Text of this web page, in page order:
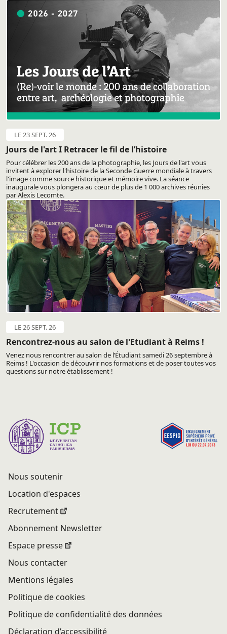
LE 23 SEPT. 26
Jours de l'art I Retracer le fil de l’histoire
Pour célébrer les 200 ans de la photographie, les Jours de l'art vous
invitent à explorer l'histoire de la Seconde Guerre mondiale à travers
l'image comme source historique et mémoire vive. La séance
inaugurale vous plongera au cœur de plus de 1 000 archives réunies
par Alexis Lecomte.
LE 26 SEPT. 26
Rencontrez-nous au salon de l'Etudiant à Reims !
Venez nous rencontrer au salon de l’Étudiant samedi 26 septembre à
Reims ! L'occasion de découvrir nos formations et de poser toutes vos
questions sur notre établissement !
Nous soutenir
Location d'espaces
Recrutement
Abonnement Newsletter
Espace presse
Nous contacter
Mentions légales
Politique de cookies
Politique de confidentialité des données
Déclaration d’accessibilité